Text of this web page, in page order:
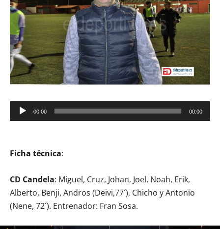
Reproductor
de
00:00 00:00
Ficha técnica:
CD Candela: Miguel, Cruz, Johan, Joel, Noah, Erik,
Alberto, Benji, Andros (Deivi,77´), Chicho y Antonio
(Nene, 72´). Entrenador: Fran Sosa.